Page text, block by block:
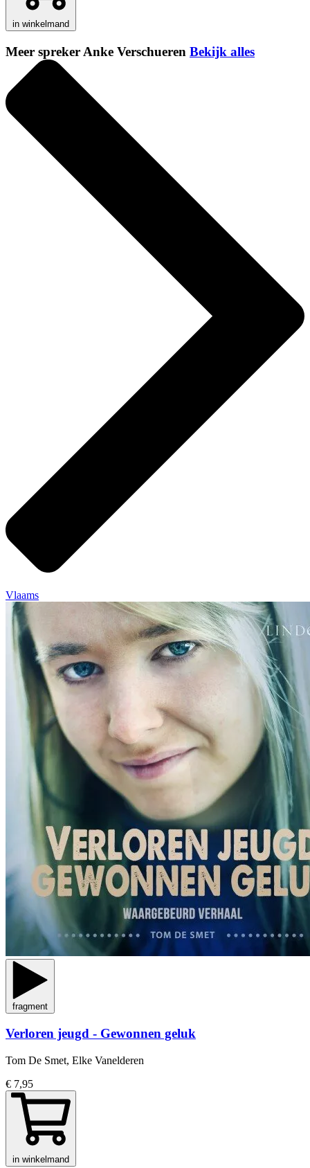
in winkelmand
Meer spreker Anke Verschueren Bekijk alles
Vlaams
fragment
Verloren jeugd - Gewonnen geluk
Tom De Smet, Elke Vanelderen
€ 7,95
in winkelmand